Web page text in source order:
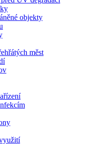
objekty
měst